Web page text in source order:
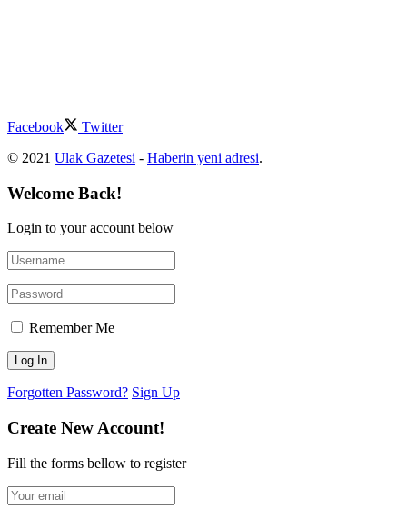
Facebook
Twitter
© 2021 Ulak Gazetesi - Haberin yeni adresi.
Welcome Back!
Login to your account below
Remember Me
Forgotten Password? Sign Up
Create New Account!
Fill the forms bellow to register